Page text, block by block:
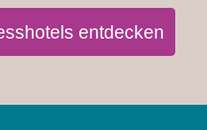
entdecken